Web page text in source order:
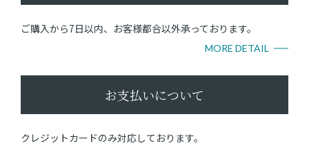
ご購入から7日以内、お客様都合以外承っております。
MORE DETAIL
お支払いについて
クレジットカードのみ対応しております。